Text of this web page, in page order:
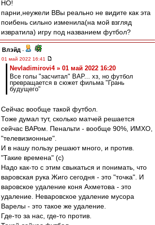
НО!
парни,неужели ВВы реально не видите как эта
поибень сильно изменила(на мой взгляд
извратила) игру под названием футбол?
Влэйд -
01 май 2022 16:41
Nevladimirovi4 » 01 май 2022 16:20
Все голы "засчитал" ВАР... хз, но футбол
превращается в сюжет фильма "Грань
будущего"
Сейчас вообще такой футбол.
Тоже думал тут, сколько матчей решается
сейчас ВАРом. Пенальти - вообще 90%, ИМХО,
"телевизионные".
И в нашу пользу решают много, и против.
"Такие времена" (с)
Надо как-то с этим свыкаться и понимать, что
варовская рука Жиго сегодня - это "точка". И
варовское удаление коня Ахметова - это
удаление. Неваровское удаление мусора
Варелы - это такое же удаление.
Где-то за нас, где-то против.